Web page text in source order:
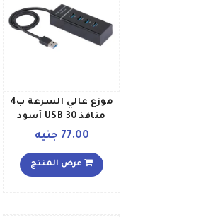
موزع عالي السرعة ب4
منافذ USB 30 أسود
77.00 جنيه
عرض المنتج